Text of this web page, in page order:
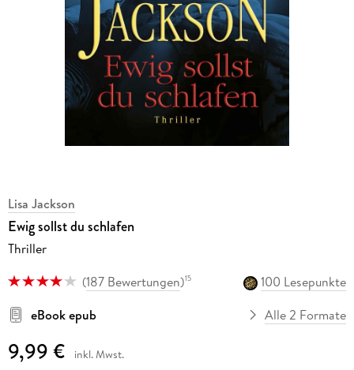
Lisa Jackson
Ewig sollst du schlafen
Thriller
(187 Bewertungen)15
100 Lesepunkte
eBook epub
Alle 2 Formate
9,99 € inkl. Mwst.